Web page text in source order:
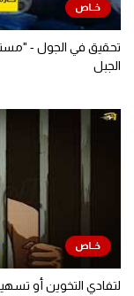
تحقيق في الجول -
الجبل
لتفادي التخوين أو